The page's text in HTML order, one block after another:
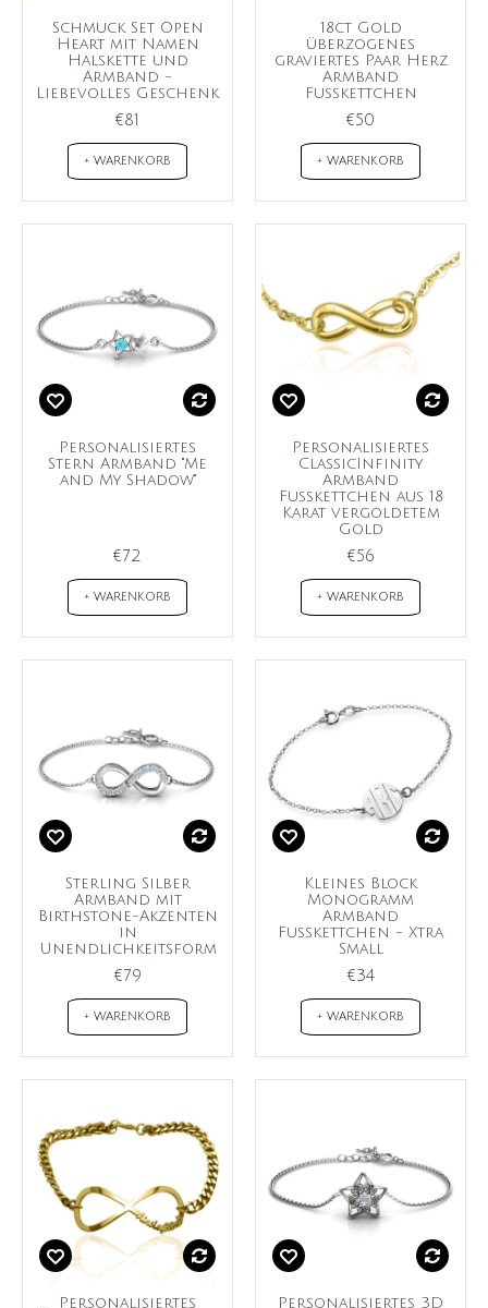
Schmuck Set Open
Heart mit Namen
Halskette und
Armband -
Liebevolles Geschenk
€81
+ WARENKORB
18ct Gold
überzogenes
graviertes Paar Herz
Armband
Fußkettchen
€50
+ WARENKORB
Personalisiertes
Stern Armband "Me
and My Shadow"
€72
+ WARENKORB
Personalisiertes
ClassicInfinity
Armband
Fußkettchen aus 18
Karat vergoldetem
Gold
€56
+ WARENKORB
Sterling Silber
Armband mit
Birthstone-Akzenten
in
Unendlichkeitsform
€79
+ WARENKORB
Kleines Block
Monogramm
Armband
Fußkettchen - Xtra
Small
€34
+ WARENKORB
Personalisiertes
Personalisiertes 3D